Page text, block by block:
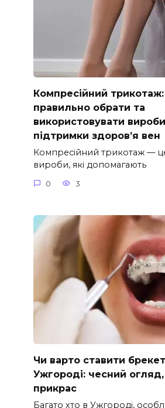
Компресійний
правильно обрати та
використовувати
підтримки здоров’я вен
Компресійний трикотаж —
вироби, які допомагають
0 3
Чи варто ставити
Ужгороді: чесний
прикрас
Багато хто в Ужгороді,